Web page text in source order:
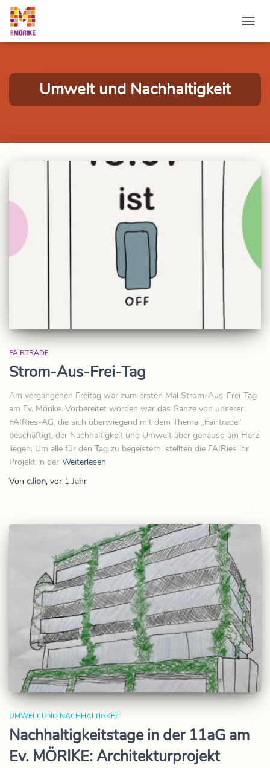
Umwelt und Nachhaltigkeit
FAIRTRADE
Strom-Aus-Frei-Tag
Am vergangenen Freitag war zum ersten Mal Strom-Aus-Frei-Tag
am Ev. Mörike. Vorbereitet worden war das Ganze von unserer
FAIRies-AG, die sich überwiegend mit dem Thema „Fairtrade“
beschäftigt, der Nachhaltigkeit und Umwelt aber genauso am Herz
liegen. Um alle für den Tag zu begeistern, stellten die FAIRies ihr
Projekt in der Weiterlesen
Von c.lion, vor 1 Jahr
UMWELT UND NACHHALTIGKEIT
Nachhaltigkeitstage in der 11aG am
Ev. MÖRIKE: Architekturprojekt